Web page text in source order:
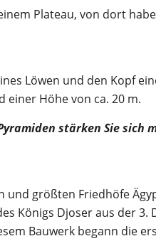
Plateau, von dort
Löwen und den Kopf
einer Höhe von ca. 20 m.
stärken Sie
und größten Friedhöfe
Königs Djoser aus der
Bauwerk begann die